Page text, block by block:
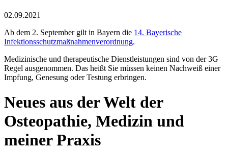
02.09.2021
Ab dem 2. September gilt in Bayern die 14. Bayerische
Infektionsschutzmaßnahmenverordnung.
Medizinische und therapeutische Dienstleistungen sind von der 3G
Regel ausgenommen. Das heißt Sie müssen keinen Nachweiß einer
Impfung, Genesung oder Testung erbringen.
Neues aus der Welt der
Osteopathie, Medizin und
meiner Praxis